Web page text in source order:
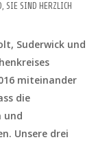
SIE SIND HERZLICH
Suderwick und
miteinander
die
und
Unsere drei